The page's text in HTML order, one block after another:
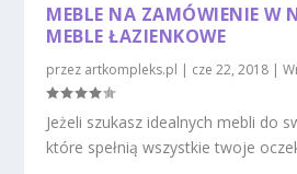
MEBLE NA ZAMÓWIENIE W
MEBLE ŁAZIENKOWE
przez artkompleks.pl | cze 22, 2018 |
Jeżeli szukasz idealnych mebli do
które spełnią wszystkie twoje